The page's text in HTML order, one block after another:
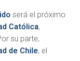
será el próximo
Católica,
su parte,
de Chile, el